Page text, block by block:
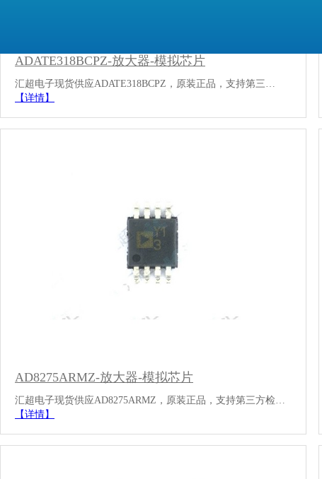
ADATE318BCPZ-放大器-模拟芯片
汇超电子现货供应ADATE318BCPZ，原装正品，支持第三…
【详情】
AD8275ARMZ-放大器-模拟芯片
汇超电子现货供应AD8275ARMZ，原装正品，支持第三方检…
【详情】